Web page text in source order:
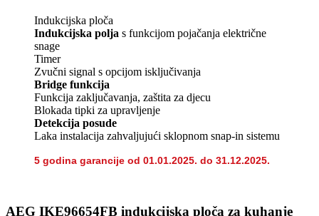
Indukcijska ploča
Indukcijska polja s funkcijom pojačanja električne
snage
Timer
Zvučni signal s opcijom isključivanja
Bridge funkcija
Funkcija zaključavanja, zaštita za djecu
Blokada tipki za upravljenje
Detekcija posude
Laka instalacija zahvaljujući sklopnom snap-in sistemu
5 godina garancije od 01.01.2025. do 31.12.2025.
AEG IKE96654FB indukcijska ploča za kuhanje